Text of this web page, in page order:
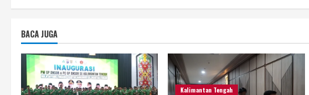
BACA JUGA
Kalimantan Tengah